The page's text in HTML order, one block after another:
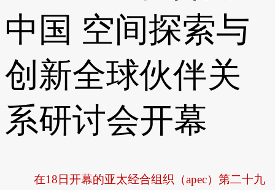
中国 空间探索与
创新全球伙伴关
系研讨会开幕
在18日开幕的亚太经合组织（apec）第二十九